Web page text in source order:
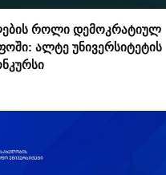
როლი დემოკრატიულ
ალტე უნივერსიტეტის